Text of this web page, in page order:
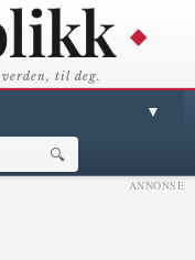
til deg.
▼
🔍
ANNONSE